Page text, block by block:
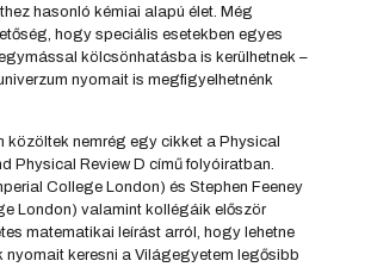
hasonló kémiai alapú élet. Még
hogy speciális esetekben egyes
kölcsönhatásba is kerülhetnek –
nyomait is megfigyelhetnénk
közöltek nemrég egy cikket a Physical
Physical Review D című folyóiratban.
College London) és Stephen Feeney
London) valamint kollégáik először
matematikai leírást arról, hogy lehetne
nyomait keresni a Világegyetem legősibb